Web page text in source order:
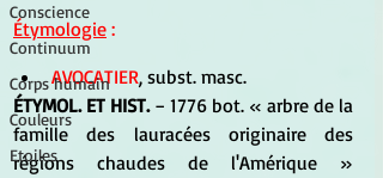
Conscience
Continuum
Corps humain
Couleurs
Etoiles
Étymologie :
AVOCATIER, subst. masc.
ÉTYMOL. ET HIST. − 1776 bot. « arbre de la
famille des lauracées originaire des
régions chaudes de l'Amérique »